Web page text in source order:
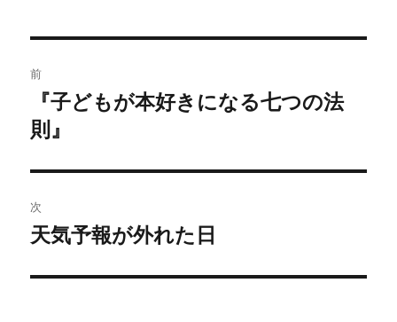
稿
ナ
ビ
ゲ
ー
シ
前
前
の
稿:
『子どもが本好きになる七つの法
則』
次
次
投
天気予報が外れた日